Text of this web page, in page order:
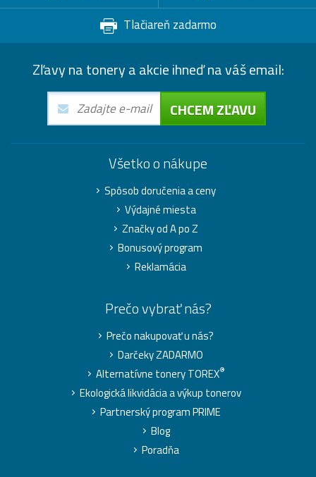
Tlačiareň zadarmo
Zľavy na tonery a akcie ihneď na váš email:
CHCEM ZĽAVU
Všetko o nákupe
Spôsob doručenia a ceny
Výdajné miesta
Značky od A po Z
Bonusový program
Reklamácia
Prečo vybrať nás?
Prečo nakupovať u nás?
Darčeky ZADARMO
Alternatívne tonery TOREX®
Ekologická likvidácia a výkup tonerov
Partnerský program PRIME
Blog
Poradňa